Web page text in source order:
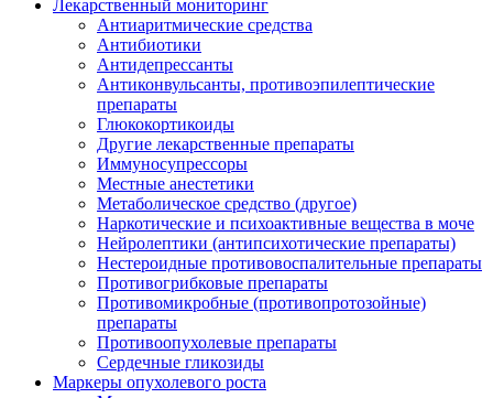
Лекарственный мониторинг
Антиаритмические средства
Антибиотики
Антидепрессанты
Антиконвульсанты, противоэпилептические
препараты
Глюкокортикоиды
Другие лекарственные препараты
Иммуносупрессоры
Местные анестетики
Метаболическое средство (другое)
Наркотические и психоактивные вещества в моче
Нейролептики (антипсихотические препараты)
Нестероидные противовоспалительные препараты
Противогрибковые препараты
Противомикробные (противопротозойные)
препараты
Противоопухолевые препараты
Сердечные гликозиды
Маркеры опухолевого роста